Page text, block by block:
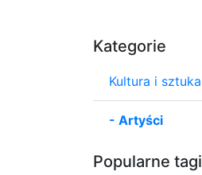
Kategorie
Kultura i sztuka
- Artyści
Popularne tagi